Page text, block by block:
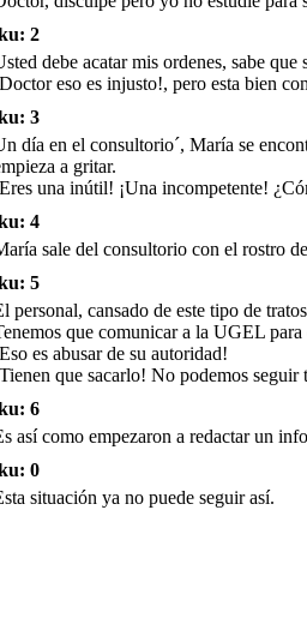
un informe con lo sucedido,
en el asunto. Quedan así a la espera
respuesta.
2
debe acatar mis ordenes, sabe
eso es injusto!, pero esta bien
3
día en el consultorio´, María se
a gritar.
una inútil! ¡Una incompetente!
4
sale del consultorio con el rostro
5
personal, cansado de este tipo de
que comunicar a la UGEL para
es abusar de su autoridad!
que sacarlo! No podemos
6
así como empezaron a redactar un
0
situación ya no puede seguir así.